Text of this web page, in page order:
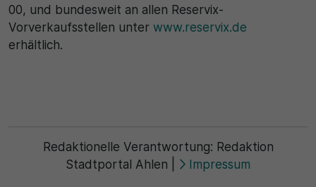
00, und bundesweit an allen Reservix-
Vorverkaufsstellen unter www.reservix.de
erhältlich.
Redaktionelle Verantwortung: Redaktion
Stadtportal Ahlen
Impressum